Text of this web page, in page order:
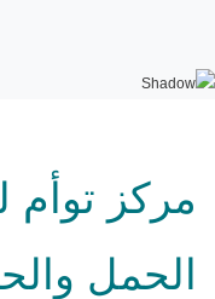
مركز
الحمل